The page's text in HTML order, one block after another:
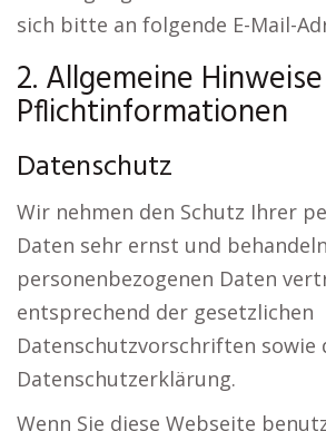
sich bitte an folgende E-Mail-
2. Allgemeine
Pflichtinformationen
Datenschutz
Wir nehmen den Schutz Ihrer
Daten sehr ernst und
personenbezogenen Daten
entsprechend der gesetzlichen
Datenschutzvorschriften sowie
Datenschutzerklärung.
Wenn Sie diese Webseite